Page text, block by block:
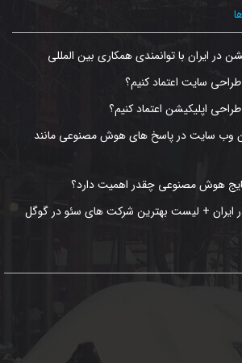
در ایران با توانمندی همکاری بین المللی
سایت اعتماد کنیم؟
اپلیکیشن اعتماد کنیم؟
وب‌ سایت در پاسخ‌ های هوش مصنوعی مانند
هوش مصنوعی چقدر اهمیت دارد؟
ایران + لیست بهترین شرکت های سئو در گوگل